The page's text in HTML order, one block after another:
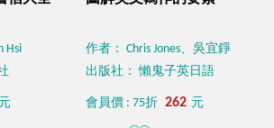
Hsi
作者： Chris Jones、吳宜錚
出版社： 懶鬼子英日語
會員價 : 75折 262 元